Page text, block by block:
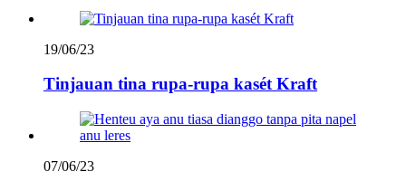
19/06/23
Tinjauan tina rupa-rupa kasét Kraft
07/06/23